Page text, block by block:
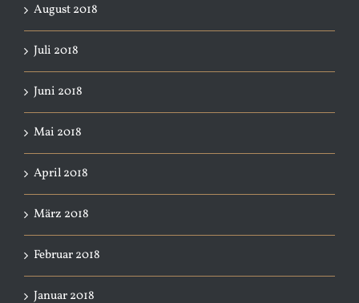
August 2018
Juli 2018
Juni 2018
Mai 2018
April 2018
März 2018
Februar 2018
Januar 2018